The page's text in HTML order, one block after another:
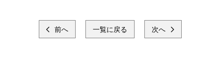
前へ 一覧に戻る 次へ